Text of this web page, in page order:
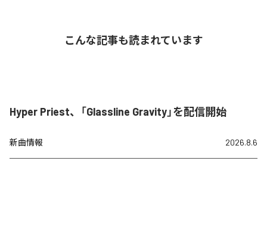
こんな記事も読まれています
Hyper Priest、「Glassline Gravity」を配信開始
新曲情報 2026.8.6